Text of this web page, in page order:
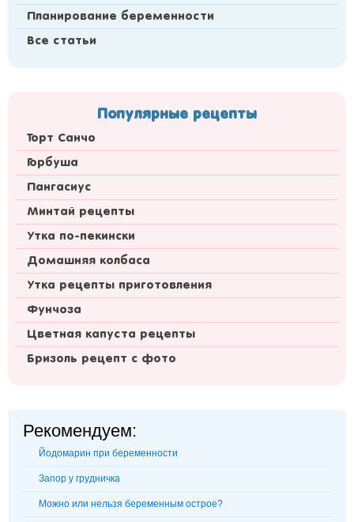
Планирование беременности
Все статьи
Популярные рецепты
Торт Санчо
Горбуша
Пангасиус
Минтай рецепты
Утка по-пекински
Домашняя колбаса
Утка рецепты приготовления
Фунчоза
Цветная капуста рецепты
Бризоль рецепт с фото
Рекомендуем:
Йодомарин при беременности
Запор у грудничка
Можно или нельзя беременным острое?